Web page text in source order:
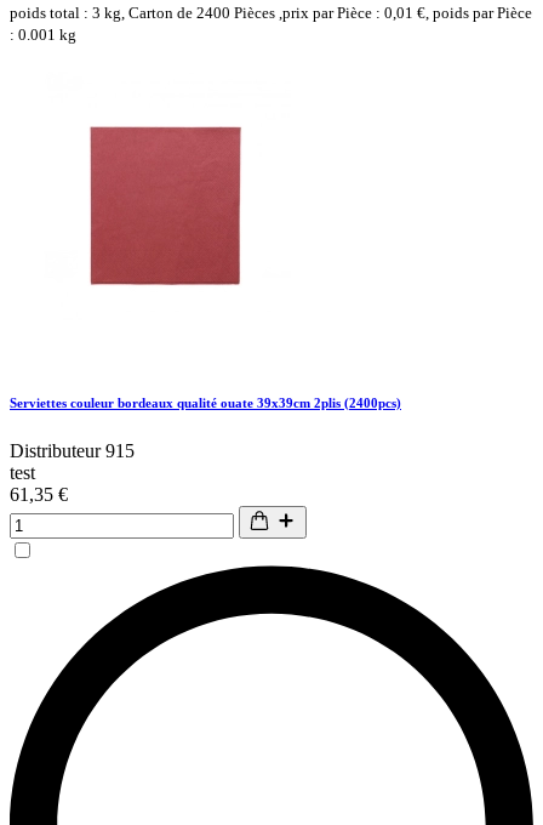
poids total : 3 kg, Carton de 2400 Pièces ,prix par Pièce : 0,01 €, poids par Pièce
: 0.001 kg
Serviettes couleur bordeaux qualité ouate 39x39cm 2plis (2400pcs)
Distributeur 915
test
61,35 €